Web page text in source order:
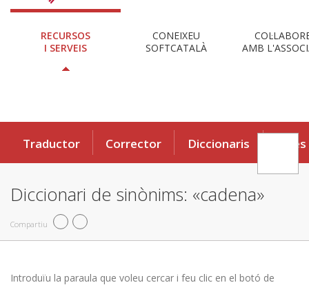
RECURSOS
I SERVEIS
CONEIXEU
SOFTCATALÀ
AMB
Traductor Corrector Diccionaris Eines
Diccionari de sinònims: «cadena»
Compartiu
Introduïu la paraula que voleu cercar i feu clic en el botó de